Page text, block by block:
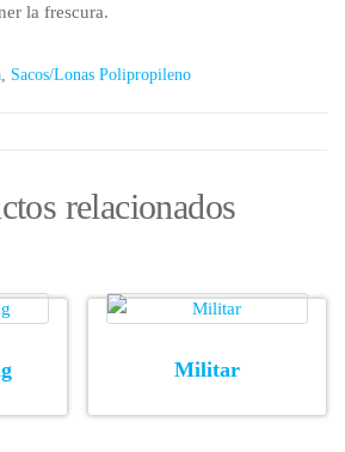
la frescura.
Sacos/Lonas Polipropileno
relacionados
Militar